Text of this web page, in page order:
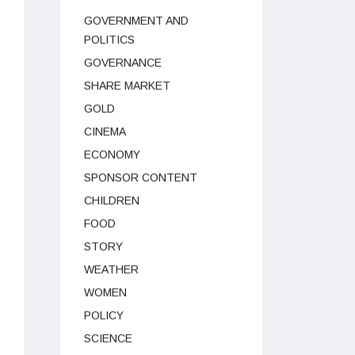
GOVERNMENT AND
POLITICS
GOVERNANCE
SHARE MARKET
GOLD
CINEMA
ECONOMY
SPONSOR CONTENT
CHILDREN
FOOD
STORY
WEATHER
WOMEN
POLICY
SCIENCE